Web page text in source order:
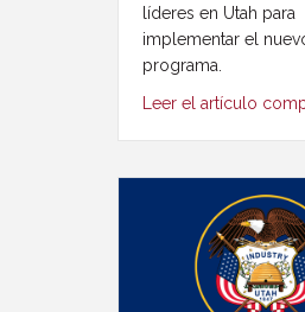
líderes en Utah para
implementar el
programa.
Leer el artículo